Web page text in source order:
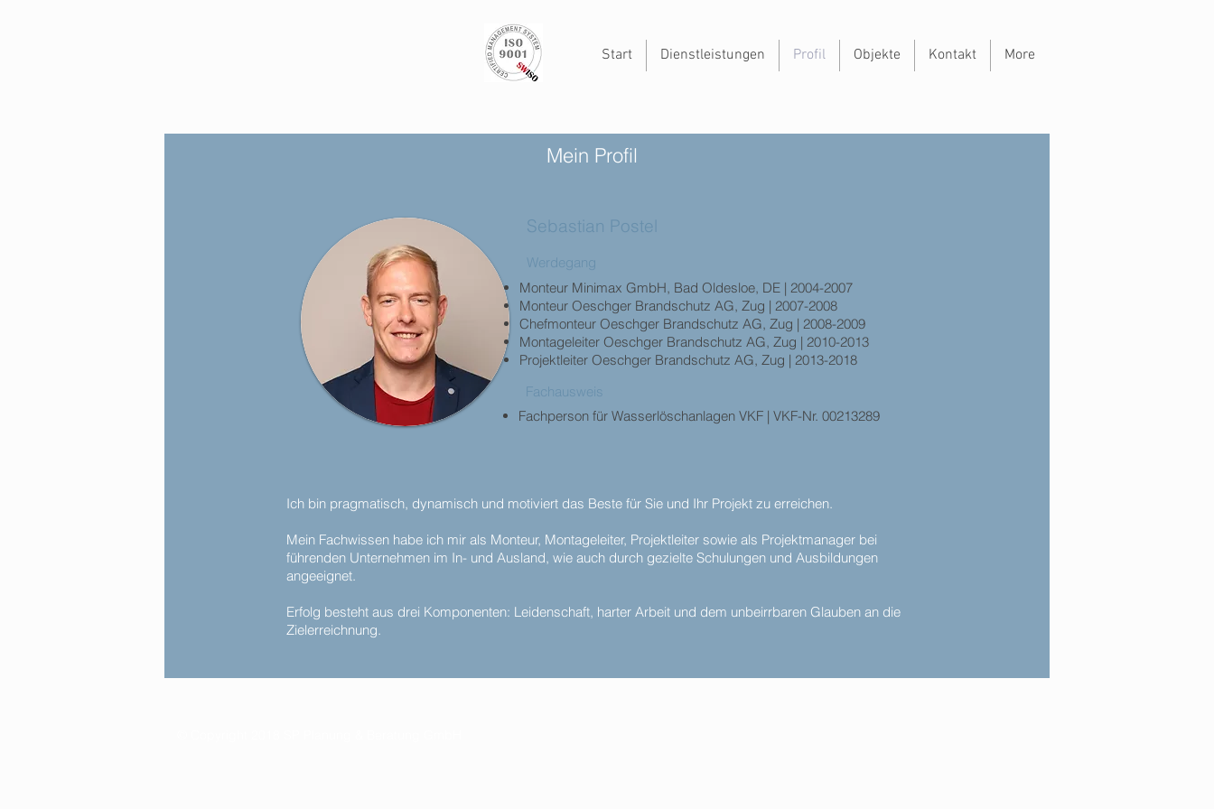
Start Dienstleistungen Profil Objekte Kontakt More
Mein Profil
Sebastian Postel
Werdegang
Monteur Minimax GmbH, Bad Oldesloe, DE | 2004-2007
Monteur Oeschger Brandschutz AG, Zug | 2007-2008
Chefmonteur Oeschger Brandschutz AG, Zug | 2008-2009
Montageleiter Oeschger Brandschutz AG, Zug | 2010-2013
Projektleiter Oeschger Brandschutz AG, Zug | 2013-2018
Fachausweis
Fachperson für Wasserlöschanlagen VKF | VKF-Nr. 00213289
Ich bin pragmatisch, dynamisch und motiviert das Beste für Sie und Ihr Projekt zu erreichen.
Mein Fachwissen habe ich mir als Monteur, Montageleiter, Projektleiter sowie als Projektmanager bei
führenden Unternehmen im In- und Ausland, wie auch durch gezielte Schulungen und Ausbildungen
angeeignet.
Erfolg besteht aus drei Komponenten: Leidenschaft, harter Arbeit und dem unbeirrbaren Glauben an die
Zielerreichnung.